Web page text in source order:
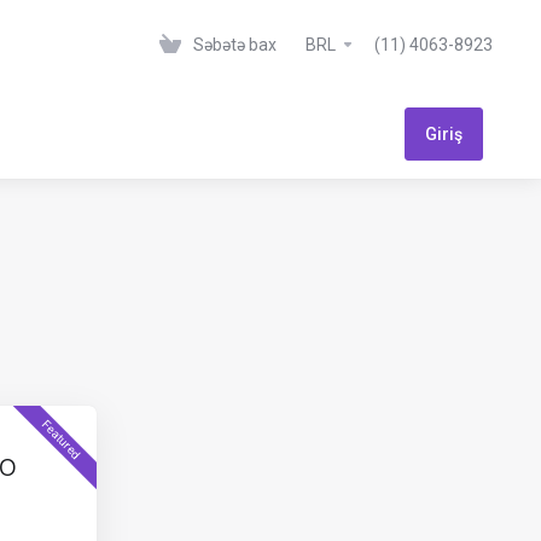
Səbətə bax BRL (11) 4063-8923
Giriş
Featured